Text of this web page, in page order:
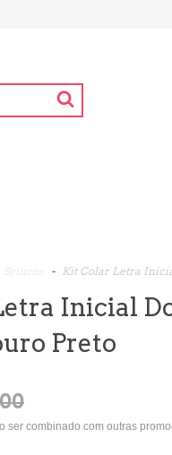
- Kit Colar Letra
Inicial
Preto
ser combinado com outras